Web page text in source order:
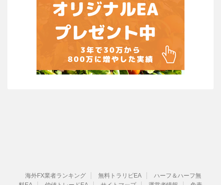
海外FX業者ランキング 無料トラリピEA
ハーフ＆ハーフ無